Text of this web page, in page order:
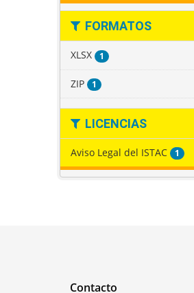
FORMATOS
XLSX 1
ZIP 1
LICENCIAS
Aviso Legal del ISTAC 1
Contacto